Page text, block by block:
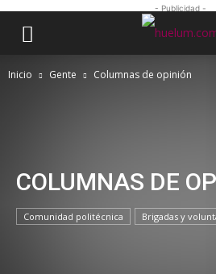
- Publicidad -
Inicio Gente Columnas de opinión
COLUMNAS DE
Comunidad politécnica Brigadas y